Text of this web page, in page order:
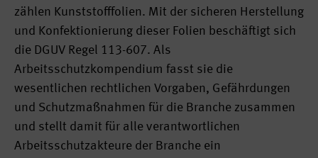
zählen Kunststofffolien. Mit der sicheren Herstellung
und Konfektionierung dieser Folien beschäftigt sich
die DGUV Regel 113-607. Als
Arbeitsschutzkompendium fasst sie die
wesentlichen rechtlichen Vorgaben, Gefährdungen
und Schutzmaßnahmen für die Branche zusammen
und stellt damit für alle verantwortlichen
Arbeitsschutzakteure der Branche ein